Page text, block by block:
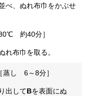
べ、ぬれ布巾をかぶせ
約40分］
れ布巾を取る。
蒸し 6～8分］
出してBを表面にぬ